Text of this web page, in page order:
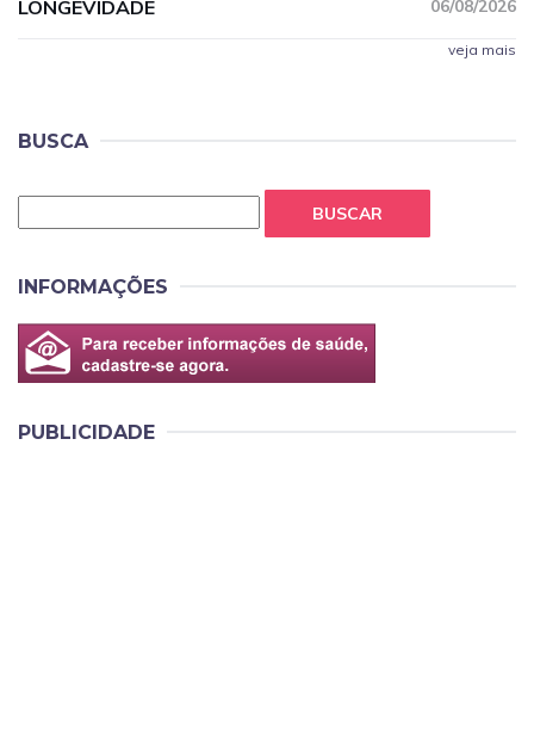
LONGEVIDADE 06/08/2026
veja mais
BUSCA
BUSCAR
INFORMAÇÕES
PUBLICIDADE